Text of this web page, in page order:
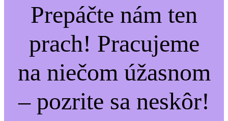
Prepáčte nám ten
prach! Pracujeme
na niečom úžasnom
– pozrite sa neskôr!